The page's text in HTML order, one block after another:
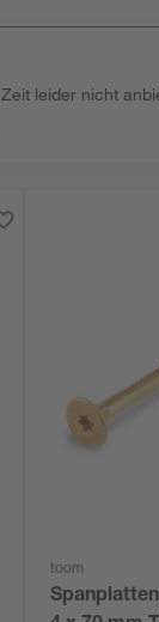
leider nicht
toom